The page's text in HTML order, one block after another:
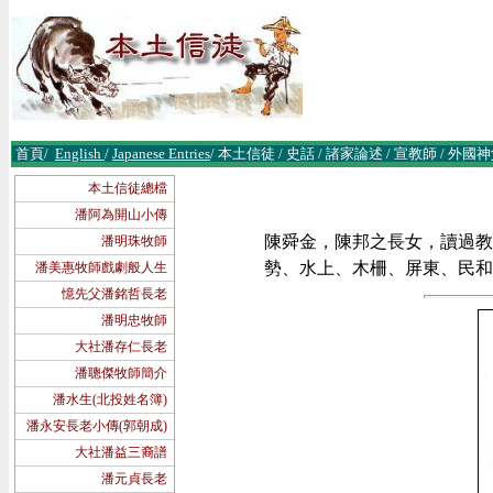
首頁/ English / Japanese Entries/ 本土信徒 / 史話 / 諸家論述 / 宣教師 / 外國
本土信徒總檔
潘阿為開山小傳
潘明珠牧師
潘美惠牧師戲劇般人生
憶先父潘銘哲長老
潘明忠牧師
大社潘存仁長老
潘聰傑牧師簡介
潘水生(北投姓名簿)
潘永安長老小傳(郭朝成)
大社潘益三裔譜
潘元貞長老
陳舜金，陳邦之長女，讀過
勢、水上、木柵、屏東、民